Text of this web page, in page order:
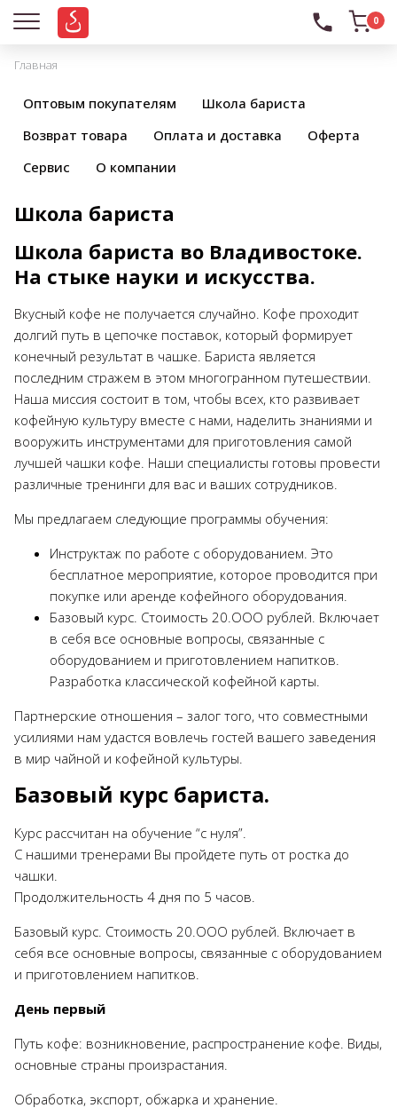
0
Главная
Оптовым покупателям
Школа бариста
Возврат товара
Оплата и доставка
Оферта
Сервис
О компании
Школа бариста
Школа бариста во Владивостоке.
На стыке науки и искусства.
Вкусный кофе не получается случайно. Кофе проходит
долгий путь в цепочке поставок, который формирует
конечный результат в чашке. Бариста является
последним стражем в этом многогранном путешествии.
Наша миссия состоит в том, чтобы всех, кто развивает
кофейную культуру вместе с нами, наделить знаниями и
вооружить инструментами для приготовления самой
лучшей чашки кофе. Наши специалисты готовы провести
различные тренинги для вас и ваших сотрудников.
Мы предлагаем следующие программы обучения:
Инструктаж по работе с оборудованием. Это
бесплатное мероприятие, которое проводится при
покупке или аренде кофейного оборудования.
Базовый курс. Стоимость 20.ООО рублей. Включает
в себя все основные вопросы, связанные с
оборудованием и приготовлением напитков.
Разработка классической кофейной карты.
Партнерские отношения – залог того, что совместными
усилиями нам удастся вовлечь гостей вашего заведения
в мир чайной и кофейной культуры.
Базовый курс бариста.
Курс рассчитан на обучение “с нуля”.
С нашими тренерами Вы пройдете путь от ростка до
чашки.
Продолжительность 4 дня по 5 часов.
Базовый курс. Стоимость 20.ООО рублей. Включает в
себя все основные вопросы, связанные с оборудованием
и приготовлением напитков.
День первый
Путь кофе: возникновение, распространение кофе. Виды,
основные страны произрастания.
Обработка, экспорт, обжарка и хранение.